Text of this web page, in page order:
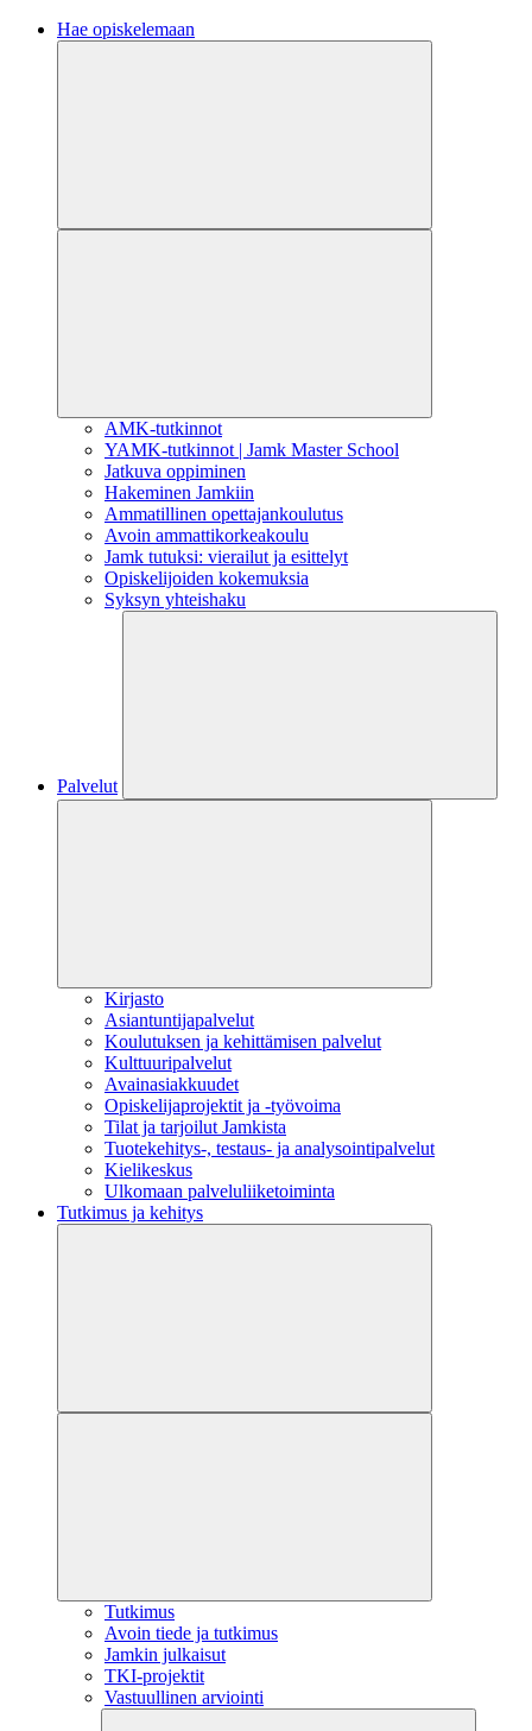
Hae opiskelemaan
AMK-tutkinnot
YAMK-tutkinnot | Jamk Master School
Jatkuva oppiminen
Hakeminen Jamkiin
Ammatillinen opettajankoulutus
Avoin ammattikorkeakoulu
Jamk tutuksi: vierailut ja esittelyt
Opiskelijoiden kokemuksia
Syksyn yhteishaku
Palvelut
Kirjasto
Asiantuntijapalvelut
Koulutuksen ja kehittämisen palvelut
Kulttuuripalvelut
Avainasiakkuudet
Opiskelijaprojektit​ ja -työvoima
Tilat ja tarjoilut Jamkista
Tuotekehitys-, testaus- ja analysointipalvelut
Kielikeskus
Ulkomaan palveluliiketoiminta
Tutkimus ja kehitys
Tutkimus
Avoin tiede ja tutkimus
Jamkin julkaisut
TKI-projektit
Vastuullinen arviointi